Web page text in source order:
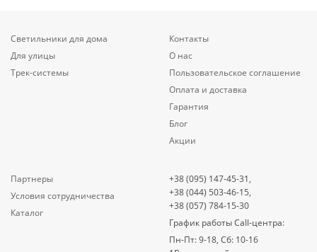
Светильники для дома
Для улицы
Трек-системы
Контакты
О нас
Пользовательское соглашение
Оплата и доставка
Гарантия
Блог
Акции
Партнеры
Условия сотрудничества
Каталог
+38 (095) 147-45-31,
+38 (044) 503-46-15,
+38 (057) 784-15-30
График работы Call-центра:
Пн-Пт: 9-18, Сб: 10-16